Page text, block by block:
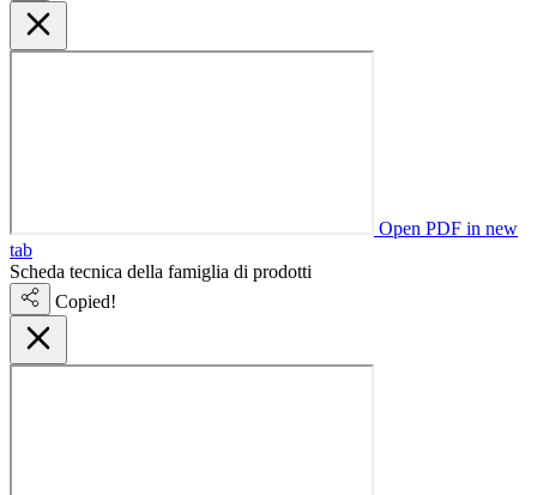
Open PDF in new
tab
Scheda tecnica della famiglia di prodotti
Copied!